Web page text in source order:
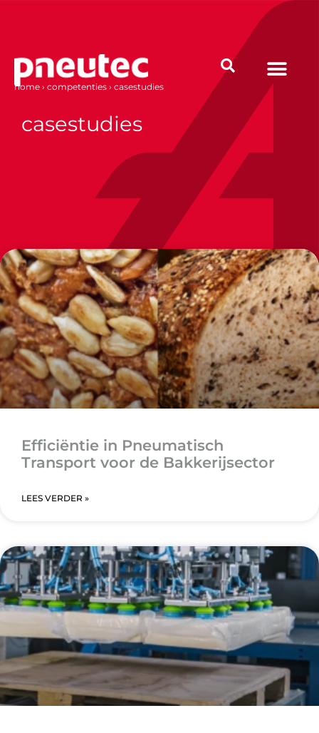
inhoud
home › competenties › casestudies
casestudies
Efficiëntie in Pneumatisch
Transport voor de Bakkerijsector
LEES VERDER »